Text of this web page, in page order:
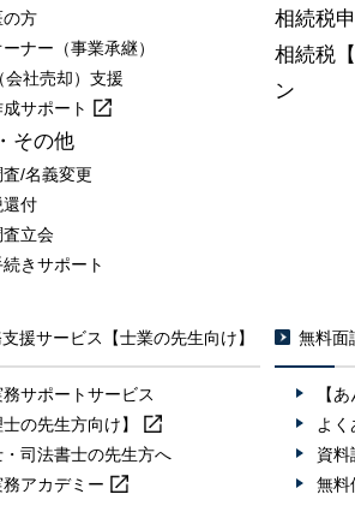
の方
ナー（事業承継）
会社売却）支援
成サポート
その他
/名義変更
還付
立会
きサポート
相続税
相続税
ン
援サービス【士業の先生向け】
サポートサービス
の先生方向け】
・司法書士の先生方へ
アカデミー
無料面
【
よく
資料
無料